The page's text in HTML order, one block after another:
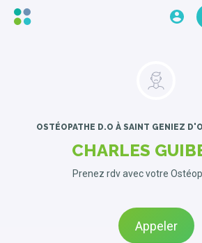
OSTÉOPATHE D.O À SAINT GENIEZ
CHARLES
Prenez rdv avec votre
Appeler